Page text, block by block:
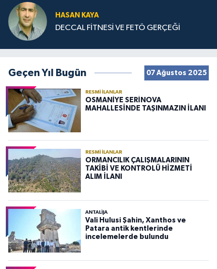
HASAN KAYA
DECCAL FİTNESİ VE FETÖ GERÇEĞİ
Geçen Yıl Bugün 07 Ağustos 2025
RESMI İLANLAR
OSMANİYE SERİNOVA
MAHALLESİNDE TAŞINMAZIN İLANI
RESMI İLANLAR
ORMANCILIK ÇALIŞMALARININ
TAKİBİ VE KONTROLÜ HİZMETİ
ALIM İLANI
ANTALIJA
Vali Hulusi Şahin, Xanthos ve
Patara antik kentlerinde
incelemelerde bulundu